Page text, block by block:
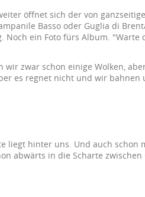
öffnet sich der von
Basso oder Guglia di
Noch ein Foto fürs Album. "Warte
wir zwar schon einige Wolken,
es regnet nicht und wir bahnen
liegt hinter uns. Und auch schon
abwärts in die Scharte